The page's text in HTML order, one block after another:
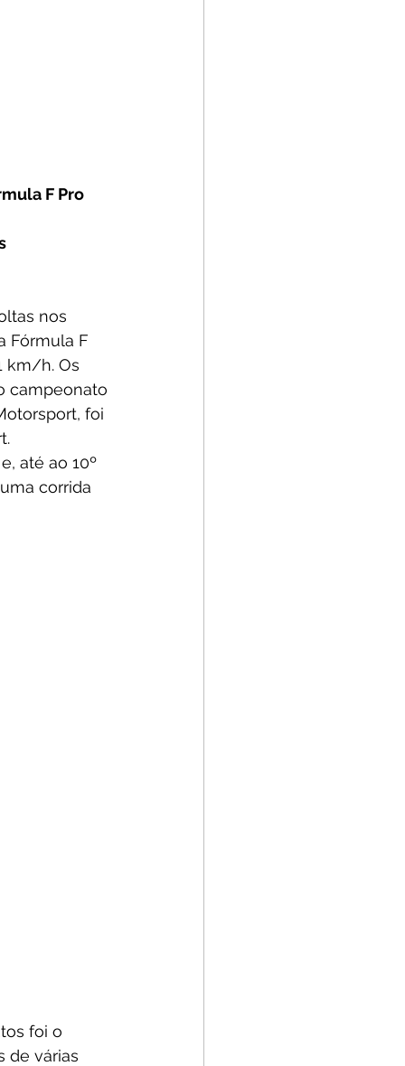
F Pro
nos
Fórmula F
km/h. Os
campeonato
foi
até ao 10º
corrida
foi o
de várias